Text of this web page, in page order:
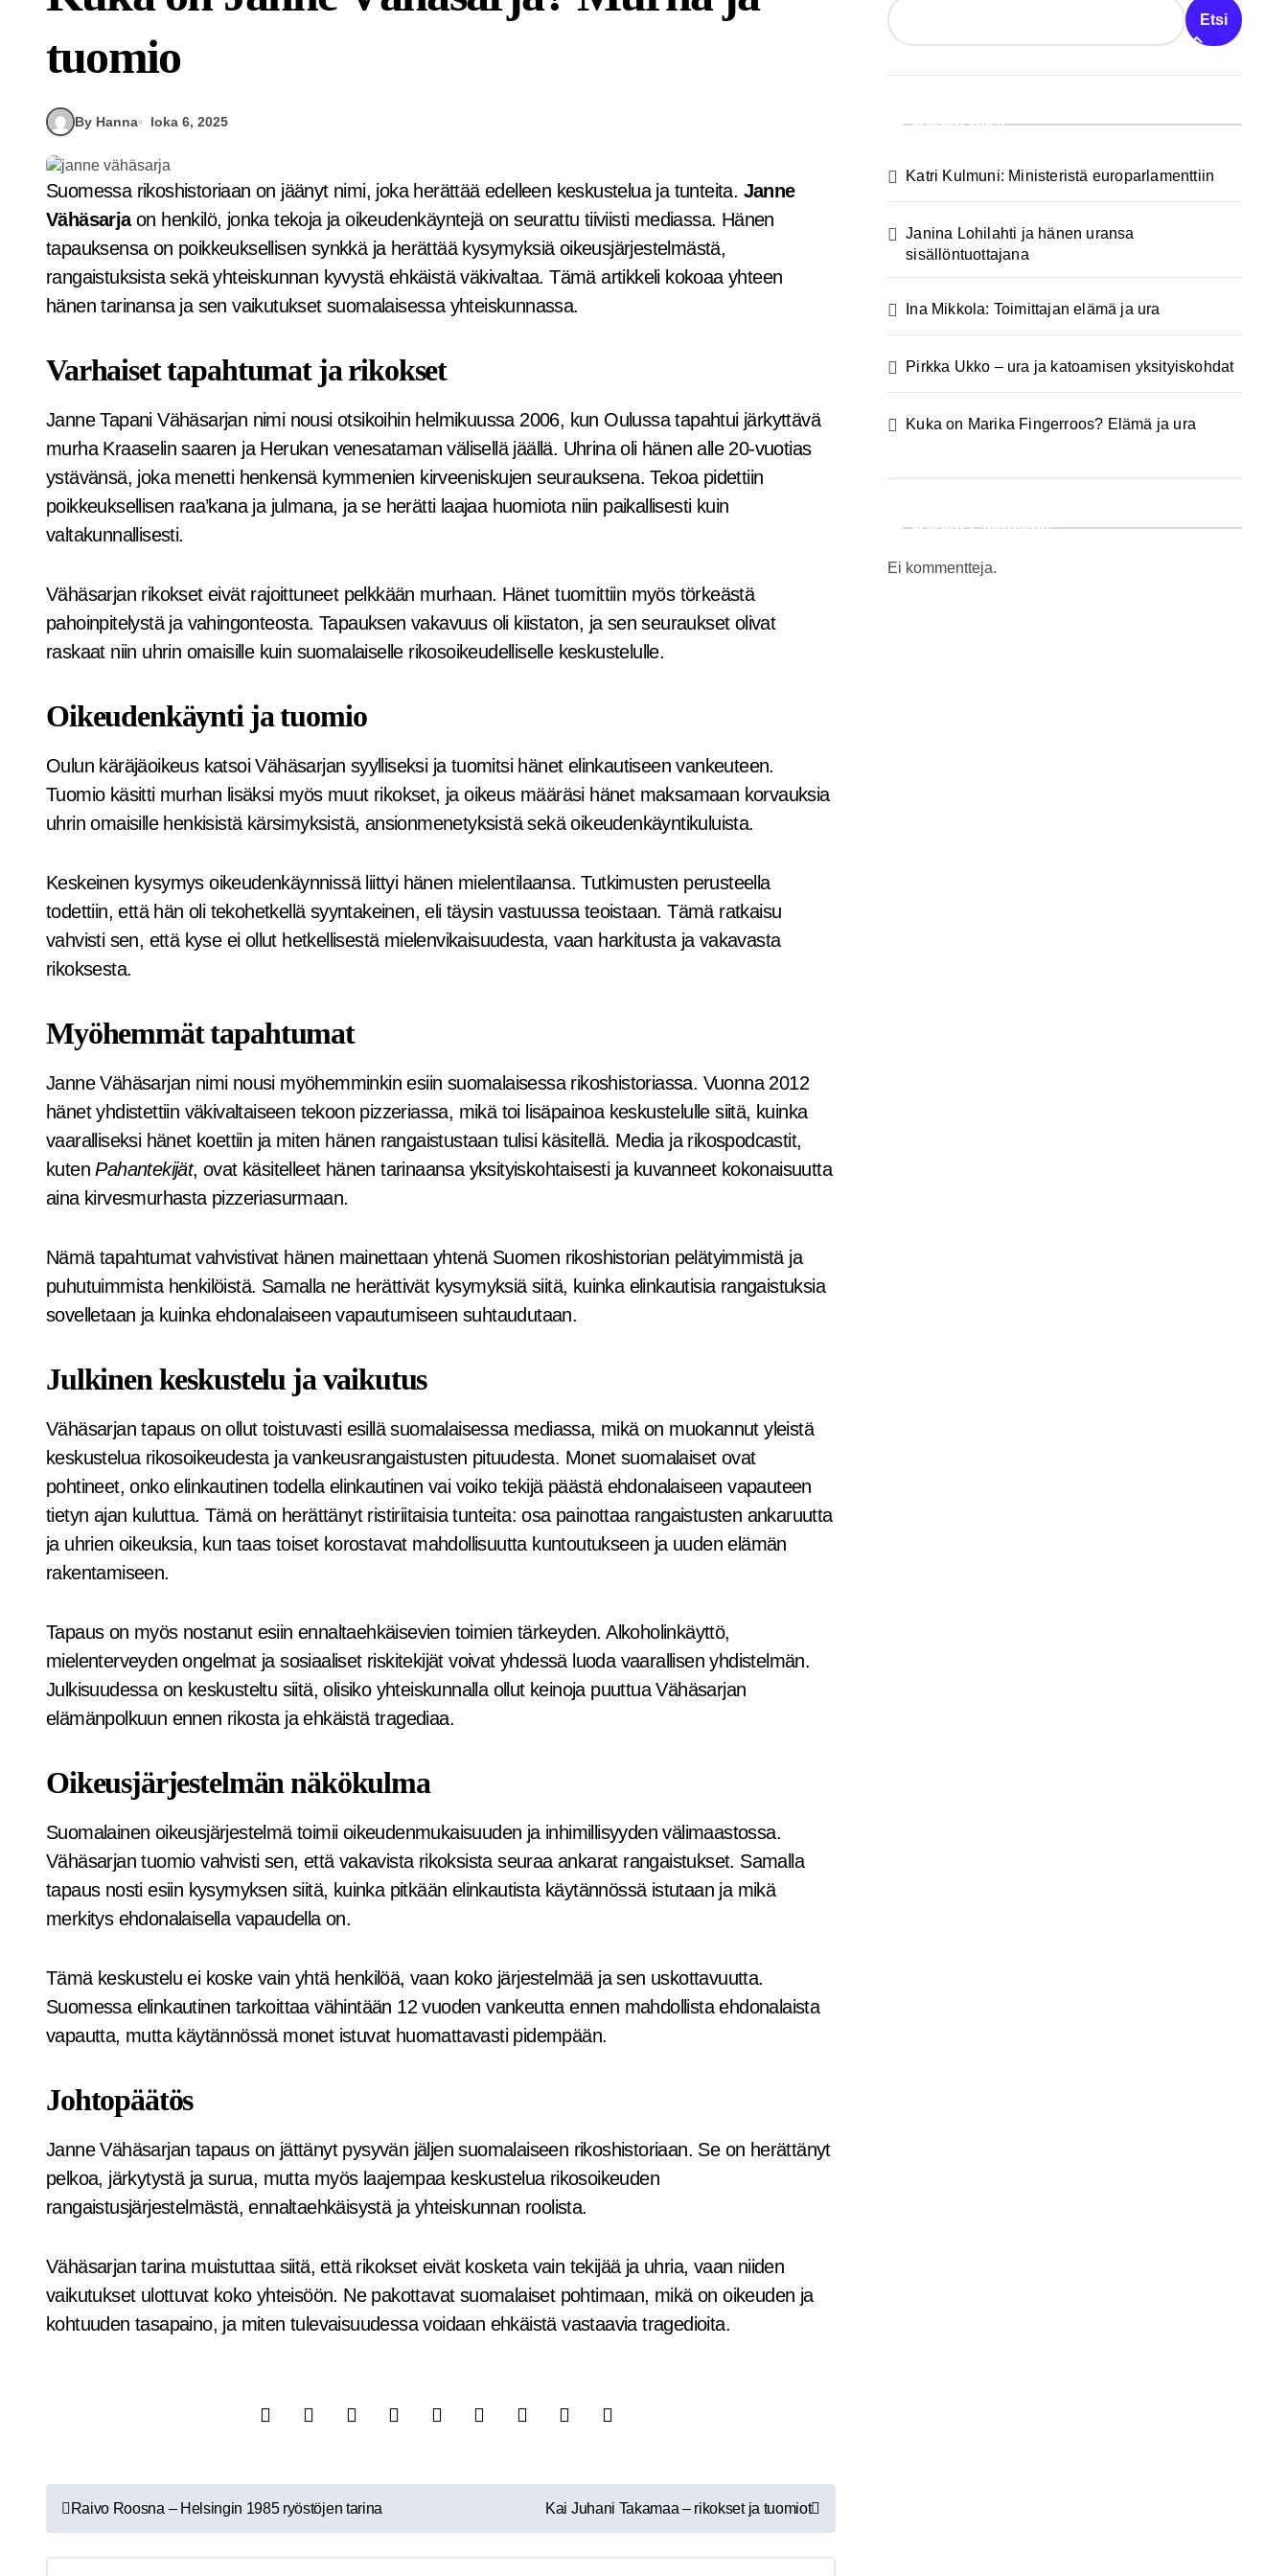
tuomio
By Hanna loka 6, 2025
Suomessa rikoshistoriaan on jäänyt nimi, joka herättää edelleen keskustelua ja tunteita. Janne
Vähäsarjaon henkilö, jonka tekoja ja oikeudenkäyntejä on seurattu tiiviisti mediassa. Hänen
tapauksensa on poikkeuksellisen synkkä ja herättää kysymyksiä oikeusjärjestelmästä,
rangaistuksista sekä yhteiskunnan kyvystä ehkäistä väkivaltaa. Tämä artikkeli kokoaa yhteen
hänen tarinansa ja sen vaikutukset suomalaisessa yhteiskunnassa.
Varhaiset tapahtumat ja rikokset
Janne Tapani Vähäsarjan nimi nousi otsikoihin helmikuussa 2006, kun Oulussa tapahtui järkyttävä
murha Kraaselin saaren ja Herukan venesataman välisellä jäällä. Uhrina oli hänen alle 20-vuotias
ystävänsä, joka menetti henkensä kymmenien kirveeniskujen seurauksena. Tekoa pidettiin
poikkeuksellisen raa’kana ja julmana, ja se herätti laajaa huomiota niin paikallisesti kuin
valtakunnallisesti.
Vähäsarjan rikokset eivät rajoittuneet pelkkään murhaan. Hänet tuomittiin myös törkeästä
pahoinpitelystä ja vahingonteosta. Tapauksen vakavuus oli kiistaton, ja sen seuraukset olivat
raskaat niin uhrin omaisille kuin suomalaiselle rikosoikeudelliselle keskustelulle.
Oikeudenkäynti ja tuomio
Oulun käräjäoikeus katsoi Vähäsarjan syylliseksi ja tuomitsi hänet elinkautiseen vankeuteen.
Tuomio käsitti murhan lisäksi myös muut rikokset, ja oikeus määräsi hänet maksamaan korvauksia
uhrin omaisille henkisistä kärsimyksistä, ansionmenetyksistä sekä oikeudenkäyntikuluista.
Keskeinen kysymys oikeudenkäynnissä liittyi hänen mielentilaansa. Tutkimusten perusteella
todettiin, että hän oli tekohetkellä syyntakeinen, eli täysin vastuussa teoistaan. Tämä ratkaisu
vahvisti sen, että kyse ei ollut hetkellisestä mielenvikaisuudesta, vaan harkitusta ja vakavasta
rikoksesta.
Myöhemmät tapahtumat
Janne Vähäsarjan nimi nousi myöhemminkin esiin suomalaisessa rikoshistoriassa. Vuonna 2012
hänet yhdistettiin väkivaltaiseen tekoon pizzeriassa, mikä toi lisäpainoa keskustelulle siitä, kuinka
vaaralliseksi hänet koettiin ja miten hänen rangaistustaan tulisi käsitellä. Media ja rikospodcastit,
kutenPahantekijät, ovat käsitelleet hänen tarinaansa yksityiskohtaisesti ja kuvanneet kokonaisuutta
aina kirvesmurhasta pizzeriasurmaan.
Nämä tapahtumat vahvistivat hänen mainettaan yhtenä Suomen rikoshistorian pelätyimmistä ja
puhutuimmista henkilöistä. Samalla ne herättivät kysymyksiä siitä, kuinka elinkautisia rangaistuksia
sovelletaan ja kuinka ehdonalaiseen vapautumiseen suhtaudutaan.
Julkinen keskustelu ja vaikutus
Vähäsarjan tapaus on ollut toistuvasti esillä suomalaisessa mediassa, mikä on muokannut yleistä
keskustelua rikosoikeudesta ja vankeusrangaistusten pituudesta. Monet suomalaiset ovat
pohtineet, onko elinkautinen todella elinkautinen vai voiko tekijä päästä ehdonalaiseen vapauteen
tietyn ajan kuluttua. Tämä on herättänyt ristiriitaisia tunteita: osa painottaa rangaistusten ankaruutta
ja uhrien oikeuksia, kun taas toiset korostavat mahdollisuutta kuntoutukseen ja uuden elämän
rakentamiseen.
Tapaus on myös nostanut esiin ennaltaehkäisevien toimien tärkeyden. Alkoholinkäyttö,
mielenterveyden ongelmat ja sosiaaliset riskitekijät voivat yhdessä luoda vaarallisen yhdistelmän.
Julkisuudessa on keskusteltu siitä, olisiko yhteiskunnalla ollut keinoja puuttua Vähäsarjan
elämänpolkuun ennen rikosta ja ehkäistä tragediaa.
Oikeusjärjestelmän näkökulma
Suomalainen oikeusjärjestelmä toimii oikeudenmukaisuuden ja inhimillisyyden välimaastossa.
Vähäsarjan tuomio vahvisti sen, että vakavista rikoksista seuraa ankarat rangaistukset. Samalla
tapaus nosti esiin kysymyksen siitä, kuinka pitkään elinkautista käytännössä istutaan ja mikä
merkitys ehdonalaisella vapaudella on.
Tämä keskustelu ei koske vain yhtä henkilöä, vaan koko järjestelmää ja sen uskottavuutta.
Suomessa elinkautinen tarkoittaa vähintään 12 vuoden vankeutta ennen mahdollista ehdonalaista
vapautta, mutta käytännössä monet istuvat huomattavasti pidempään.
Johtopäätös
Janne Vähäsarjan tapaus on jättänyt pysyvän jäljen suomalaiseen rikoshistoriaan. Se on herättänyt
pelkoa, järkytystä ja surua, mutta myös laajempaa keskustelua rikosoikeuden
rangaistusjärjestelmästä, ennaltaehkäisystä ja yhteiskunnan roolista.
Vähäsarjan tarina muistuttaa siitä, että rikokset eivät kosketa vain tekijää ja uhria, vaan niiden
vaikutukset ulottuvat koko yhteisöön. Ne pakottavat suomalaiset pohtimaan, mikä on oikeuden ja
kohtuuden tasapaino, ja miten tulevaisuudessa voidaan ehkäistä vastaavia tragedioita.
A
r
Raivo Roosna – Helsingin 1985 ryöstöjen tarina Kai Juhani Takamaa – rikokset ja tuomiot
Etsi
Recent Posts
Katri Kulmuni: Ministeristä europarlamenttiin
Janina Lohilahti ja hänen uransa
sisällöntuottajana
Ina Mikkola: Toimittajan elämä ja ura
Pirkka Ukko – ura ja katoamisen yksityiskohdat
Kuka on Marika Fingerroos? Elämä ja ura
Recent Comments
Ei kommentteja.